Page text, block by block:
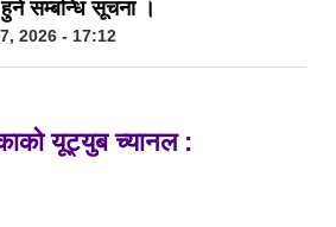
सम्बन्धि सूचना ।
2026 - 17:12
यूट्युब च्यानल :